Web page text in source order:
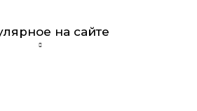
на сайте